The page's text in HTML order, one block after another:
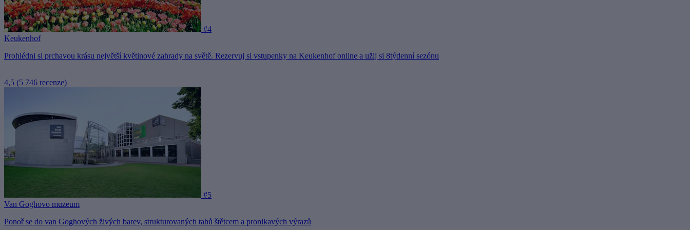
#4
Keukenhof
Prohlédni si prchavou krásu největší květinové zahrady na světě. Rezervuj si vstupenky na Keukenhof online a užij si 8týdenní sezónu
4,5 (5 746 recenze)
#5
Van Goghovo muzeum
Ponoř se do van Goghových živých barev, strukturovaných tahů štětcem a pronikavých výrazů